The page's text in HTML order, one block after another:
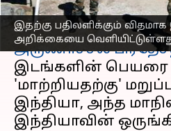
இதற்கு பதிலளிக்கும் விதமாக
அறிக்கையை
செய்தி முன்னோட்டம்
அருணாச்சல
இடங்களின் பெயரை
'மாற்றியதற்கு'
இந்தியா, அந்த
இந்தியாவின்